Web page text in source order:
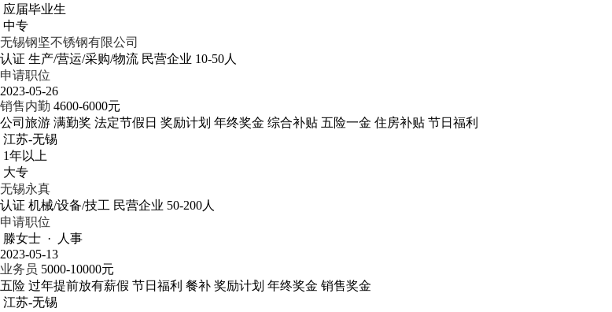
应届毕业生
中专
无锡钢坚不锈钢有限公司
认证 生产/营运/采购/物流 民营企业 10-50人
申请职位
2023-05-26
销售内勤 4600-6000元
公司旅游 满勤奖 法定节假日 奖励计划 年终奖金 综合补贴 五险一金 住房补贴 节日福利
江苏-无锡
1年以上
大专
无锡永真
认证 机械/设备/技工 民营企业 50-200人
申请职位
滕女士 · 人事
2023-05-13
业务员 5000-10000元
五险 过年提前放有薪假 节日福利 餐补 奖励计划 年终奖金 销售奖金
江苏-无锡